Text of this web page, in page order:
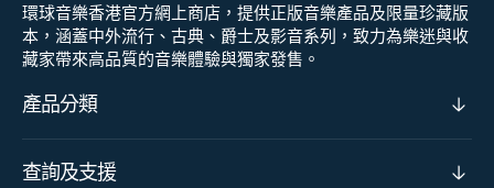
環球音樂香港官方網上商店，提供正版音樂產品及限量珍藏版
本，涵蓋中外流行、古典、爵士及影音系列，致力為樂迷與收
藏家帶來高品質的音樂體驗與獨家發售。
產品分類
查詢及支援